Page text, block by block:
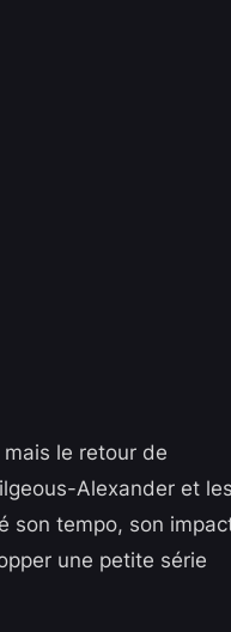
le retour de
Alexander et les
son tempo, son
une petite série